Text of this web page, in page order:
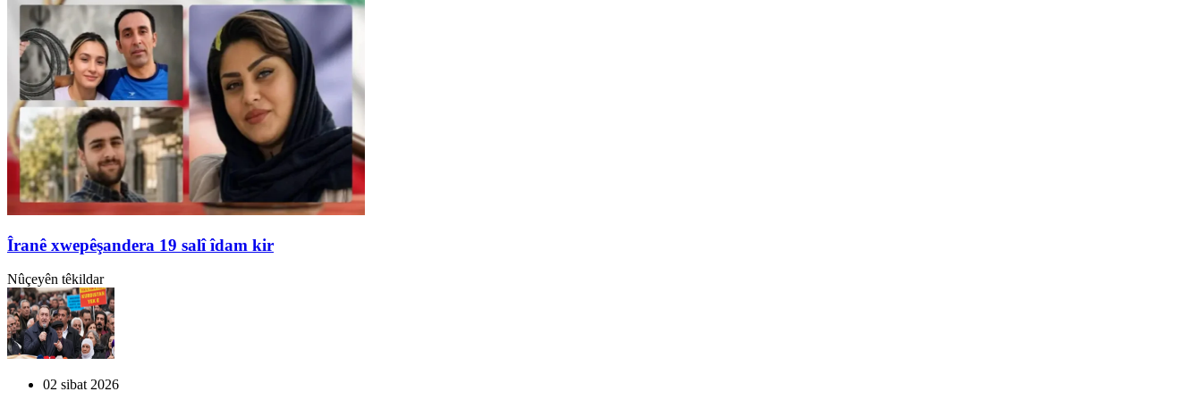
Îranê xwepêşandera 19 salî îdam kir
Nûçeyên têkildar
02 sibat 2026